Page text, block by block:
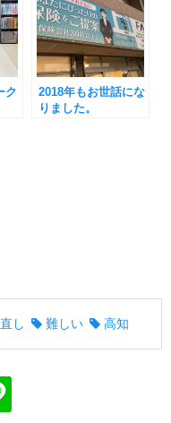
ク
2018年もお世話にな
りました。
し 難しい 高知